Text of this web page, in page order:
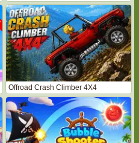
Offroad Crash Climber 4X4